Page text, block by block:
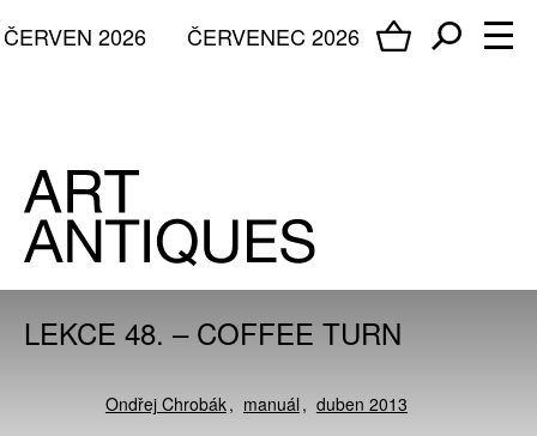
ČERVENEC 2026
ČERVEN 2026
LEKCE 48. – COFFEE TURN
Ondřej Chrobák manuál duben 2013